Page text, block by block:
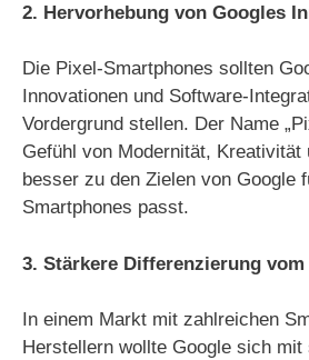
2. Hervorhebung von Googles
Die Pixel-Smartphones sollten
Innovationen und Software-
Vordergrund stellen. Der Name
Gefühl von Modernität,
besser zu den Zielen von Google
Smartphones passt.
3. Stärkere Differenzierung
In einem Markt mit zahlreichen
Herstellern wollte Google sich mit